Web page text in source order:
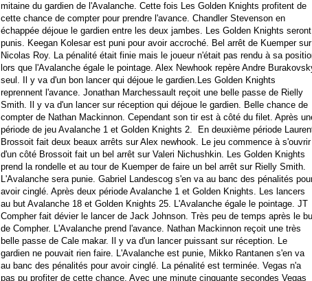
mitaine du gardien de l'Avalanche. Cette fois Les Golden Knights profitent de
cette chance de compter pour prendre l'avance. Chandler Stevenson en
échappée déjoue le gardien entre les deux jambes. Les Golden Knights seront
punis. Keegan Kolesar est puni pour avoir accroché. Bel arrêt de Kuemper sur
Nicolas Roy. La pénalité était finie mais le joueur n'était pas rendu à sa
lors que l'Avalanche égale le pointage. Alex Newhook repère Andre
seul. Il y va d'un bon lancer qui déjoue le gardien.Les Golden Knights
reprennent l'avance. Jonathan Marchessault reçoit une belle passe de Rielly
Smith. Il y va d'un lancer sur réception qui déjoue le gardien. Belle chance de
compter de Nathan Mackinnon. Cependant son tir est à côté du filet. Après
période de jeu Avalanche 1 et Golden Knights 2. En deuxième période
Brossoit fait deux beaux arrêts sur Alex newhook. Le jeu commence à s'ouvrir
d'un côté Brossoit fait un bel arrêt sur Valeri Nichushkin. Les Golden Knights
prend la rondelle et au tour de Kuemper de faire un bel arrêt sur Rielly Smith.
L'Avalanche sera punie. Gabriel Landescog s'en va au banc des pénalités
avoir cinglé. Après deux période Avalanche 1 et Golden Knights. Les lancers
au but Avalanche 18 et Golden Knights 25. L'Avalanche égale le pointage. JT
Compher fait dévier le lancer de Jack Johnson. Très peu de temps après le
de Compher. L'Avalanche prend l'avance. Nathan Mackinnon reçoit une très
belle passe de Cale makar. Il y va d'un lancer puissant sur réception. Le
gardien ne pouvait rien faire. L'Avalanche est punie, Mikko Rantanen s'en va
au banc des pénalités pour avoir cinglé. La pénalité est terminée. Vegas n'a
pas pu profiter de cette chance. Avec une minute cinquante secondes Vegas